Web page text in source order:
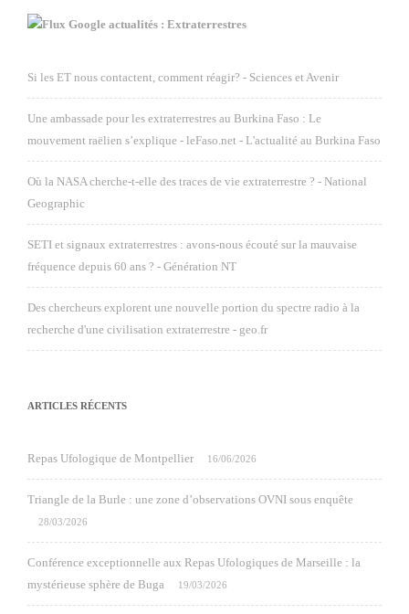
Google actualités : Extraterrestres
Si les ET nous contactent, comment réagir? - Sciences et Avenir
Une ambassade pour les extraterrestres au Burkina Faso : Le
mouvement raëlien s’explique - leFaso.net - L'actualité au Burkina Faso
Où la NASA cherche-t-elle des traces de vie extraterrestre ? - National
Geographic
SETI et signaux extraterrestres : avons-nous écouté sur la mauvaise
fréquence depuis 60 ans ? - Génération NT
Des chercheurs explorent une nouvelle portion du spectre radio à la
recherche d'une civilisation extraterrestre - geo.fr
ARTICLES RÉCENTS
Repas Ufologique de Montpellier 16/06/2026
Triangle de la Burle : une zone d’observations OVNI sous enquête
28/03/2026
Conférence exceptionnelle aux Repas Ufologiques de Marseille : la
mystérieuse sphère de Buga
19/03/2026